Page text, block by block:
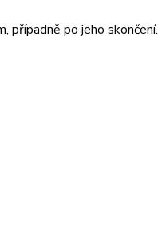
případně po jeho skončení.